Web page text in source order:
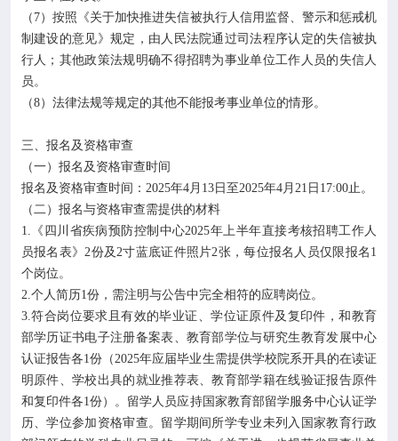
（7）按照《关于加快推进失信被执行人信用监督、警示和惩戒机
制建设的意见》规定，由人民法院通过司法程序认定的失信被执
行人；其他政策法规明确不得招聘为事业单位工作人员的失信人
员。
（8）法律法规等规定的其他不能报考事业单位的情形。
三、报名及资格审查
（一）报名及资格审查时间
报名及资格审查时间：2025年4月13日至2025年4月21日17:00止。
（二）报名与资格审查需提供的材料
1.《四川省疾病预防控制中心2025年上半年直接考核招聘工作人
员报名表》2份及2寸蓝底证件照片2张，每位报名人员仅限报名1
个岗位。
2.个人简历1份，需注明与公告中完全相符的应聘岗位。
3.符合岗位要求且有效的毕业证、学位证原件及复印件，和教育
部学历证书电子注册备案表、教育部学位与研究生教育发展中心
认证报告各1份（2025年应届毕业生需提供学校院系开具的在读证
明原件、学校出具的就业推荐表、教育部学籍在线验证报告原件
和复印件各1份）。留学人员应持国家教育部留学服务中心认证学
历、学位参加资格审查。留学期间所学专业未列入国家教育行政